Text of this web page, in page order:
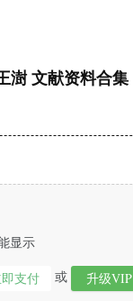
澍 文献资料合集
显示
支付 或 升级VIP